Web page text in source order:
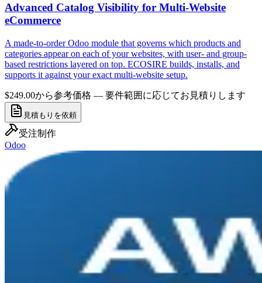
Advanced Catalog Visibility for Multi-Website
eCommerce
A made-to-order Odoo module that governs which products and
categories appear on each of your websites, with user- and group-
based restrictions layered on top. ECOSIRE builds, installs, and
supports it against your exact multi-website setup.
$249.00から参考価格 — 要件範囲に応じてお見積りします
見積もりを依頼
受注制作
Odoo